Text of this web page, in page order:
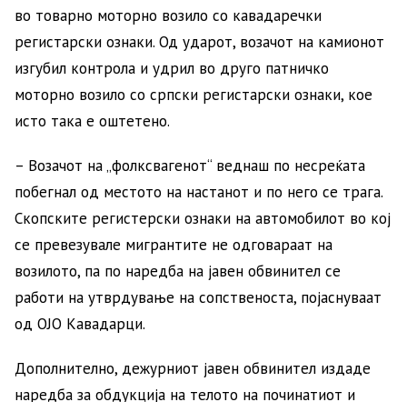
во товарно моторно возило со кавадаречки
регистарски ознаки. Од ударот, возачот на камионот
изгубил контрола и удрил во друго патничко
моторно возило со српски регистарски ознаки, кое
исто така е оштетено.
– Возачот на „фолксвагенот“ веднаш по несреќата
побегнал од местото на настанот и по него се трага.
Скопските регистерски ознаки на автомобилот во кој
се превезувале мигрантите не одговараат на
возилото, па по наредба на јавен обвинител се
работи на утврдување на сопственоста, појаснуваат
од ОЈО Кавадарци.
Дополнително, дежурниот јавен обвинител издаде
наредба за обдукција на телото на починатиот и